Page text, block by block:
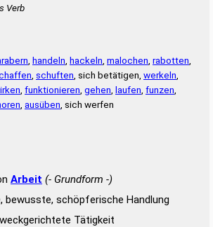
Verb
handeln hackeln malochen rabotten
schuften , sich betätigen, werkeln
funktionieren gehen laufen funzen
ausüben , sich werfen
Arbeit (- Grundform -)
bewusste, schöpferische Handlung
Tätigkeit